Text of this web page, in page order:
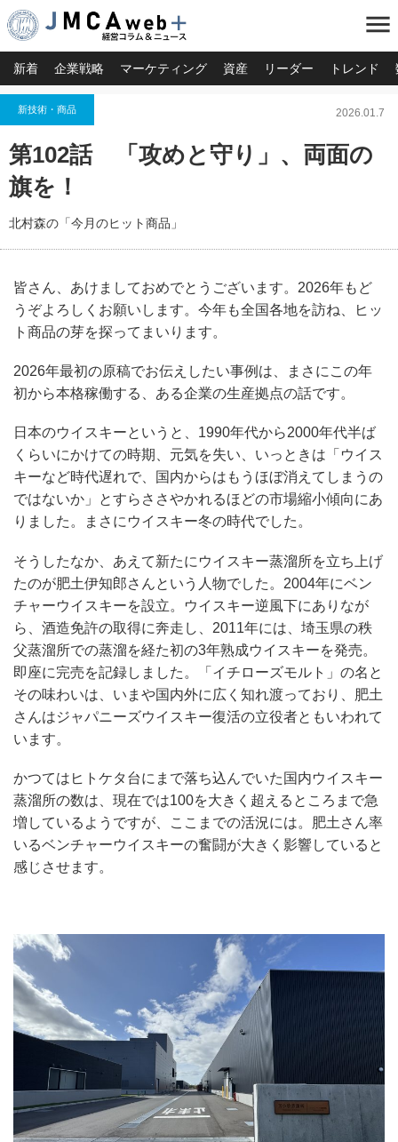
menu
新着 企業戦略 マーケティング 資産 リーダー トレンド
新技術・商品 2026.01.7
第102話 「攻めと守り」、両面の
旗を！
北村森の「今月のヒット商品」
皆さん、あけましておめでとうございます。2026年もど
うぞよろしくお願いします。今年も全国各地を訪ね、ヒッ
ト商品の芽を探ってまいります。
2026年最初の原稿でお伝えしたい事例は、まさにこの年
初から本格稼働する、ある企業の生産拠点の話です。
日本のウイスキーというと、1990年代から2000年代半ば
くらいにかけての時期、元気を失い、いっときは「ウイス
キーなど時代遅れで、国内からはもうほぼ消えてしまうの
ではないか」とすらささやかれるほどの市場縮小傾向にあ
りました。まさにウイスキー冬の時代でした。
そうしたなか、あえて新たにウイスキー蒸溜所を立ち上げ
たのが肥土伊知郎さんという人物でした。2004年にベン
チャーウイスキーを設立。ウイスキー逆風下にありなが
ら、酒造免許の取得に奔走し、2011年には、埼玉県の秩
父蒸溜所での蒸溜を経た初の3年熟成ウイスキーを発売。
即座に完売を記録しました。「イチローズモルト」の名と
その味わいは、いまや国内外に広く知れ渡っており、肥土
さんはジャパニーズウイスキー復活の立役者ともいわれて
います。
かつてはヒトケタ台にまで落ち込んでいた国内ウイスキー
蒸溜所の数は、現在では100を大きく超えるところまで急
増しているようですが、ここまでの活況には。肥土さん率
いるベンチャーウイスキーの奮闘が大きく影響していると
感じさせます。